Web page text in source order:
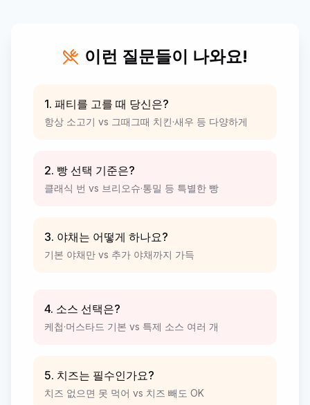
이런 질문들이 나와요!
1. 패티를 고를 때 당신은?
항상 소고기 vs 그때그때 치킨·새우 등 다양하게
2. 빵 선택 기준은?
클래식 번 vs 브리오슈·통밀 등 특별한 빵
3. 야채는 어떻게 하나요?
기본 야채만 vs 추가 야채까지 가득
4. 소스 선택은?
케첩·머스타드 기본 vs 특제 소스 여러 개
5. 치즈는 필수인가요?
치즈 없으면 못 먹어 vs 치즈 빼도 OK